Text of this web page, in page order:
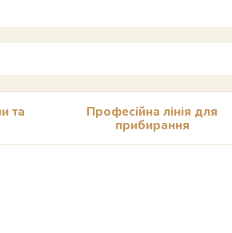
та
Професійна лінія для
прибирання